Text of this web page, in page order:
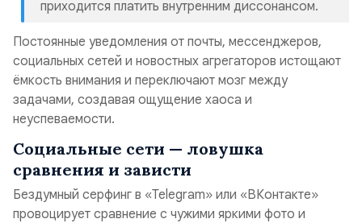
приходится платить внутренним диссонансом.
Постоянные уведомления от почты, мессенджеров,
социальных сетей и новостных агрегаторов истощают
ёмкость внимания и переключают мозг между
задачами, создавая ощущение хаоса и
неуспеваемости.
Социальные сети — ловушка
сравнения и зависти
Бездумный серфинг в «Telegram» или «ВКонтакте»
провоцирует сравнение с чужими яркими фото и